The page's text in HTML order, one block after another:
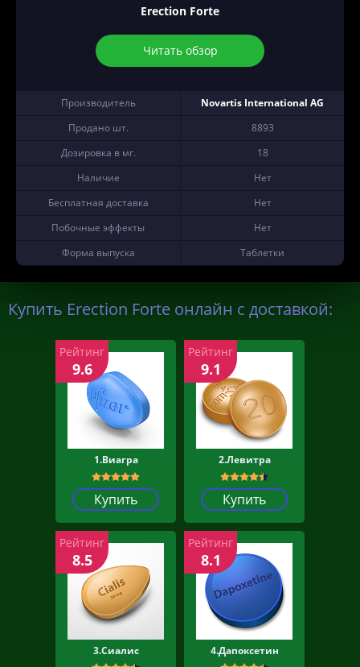
Erection Forte
Читать обзор
Производитель
Novartis International AG
Продано шт.
8893
Дозировка в мг.
18
Наличие
Нет
Бесплатная доставка
Нет
Побочные эффекты
Нет
Форма выпуска
Таблетки
Купить Erection Forte онлайн с доставкой:
1.Виагра
Купить
Рейтинг
9.6
2.Левитра
Купить
Рейтинг
9.1
3.Сиалис
Рейтинг
8.5
4.Дапоксетин
Рейтинг
8.1